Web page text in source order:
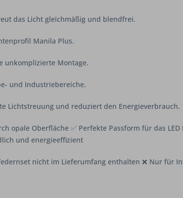
das Licht gleichmäßig und blendfrei.
Manila Plus.
unkomplizierte Montage.
und Industriebereiche.
Lichtstreuung und reduziert den Energieverbrauch.
opale Oberfläche ✅ Perfekte Passform für das
und energieeffizient
nicht im Lieferumfang enthalten ❌ Nur für